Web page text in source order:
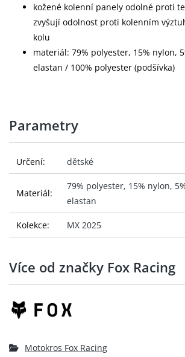
kožené kolenní panely odolné proti
zvyšují odolnost proti kolenním
kolu
materiál: 79% polyester, 15% nylon,
elastan / 100% polyester (podšívka)
Parametry
Určení: dětské
Materiál:
79% polyester, 15% nylon,
elastan
Kolekce: MX 2025
Více od značky Fox Racing
Motokros Fox Racing